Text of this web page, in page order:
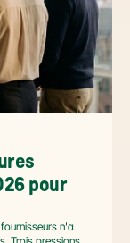
pour
n'a